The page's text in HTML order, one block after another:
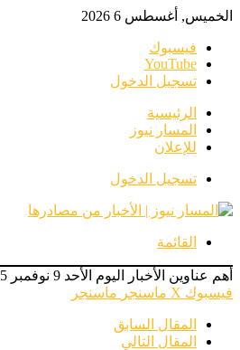
الخميس, أغسطس 6 2026
فيسبوك
‫YouTube
تسجيل الدخول
الرئيسية
المسار نيوز
للإعلان
تسجيل الدخول
القائمة
أهم عناوين الأخبار اليوم الأحد 9 نوفمبر 2025م
فيسبوك ‫X ماسنجر ماسنجر
المقال السابق
المقال التالي